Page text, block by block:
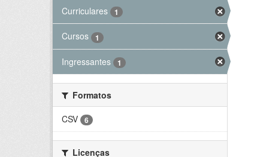
Curriculares 1
Cursos 1
Ingressantes 1
Formatos
CSV
6
Licenças